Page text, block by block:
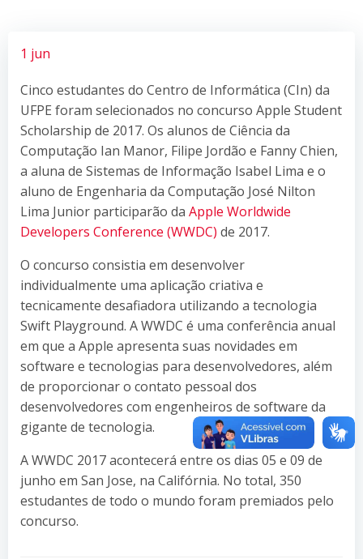
1 jun
Cinco estudantes do Centro de Informática (CIn) da
UFPE foram selecionados no concurso Apple Student
Scholarship de 2017. Os alunos de Ciência da
Computação Ian Manor, Filipe Jordão e Fanny Chien,
a aluna de Sistemas de Informação Isabel Lima e o
aluno de Engenharia da Computação José Nilton
Lima Junior participarão da Apple Worldwide
Developers Conference (WWDC) de 2017.
O concurso consistia em desenvolver
individualmente uma aplicação criativa e
tecnicamente desafiadora utilizando a tecnologia
Swift Playground. A WWDC é uma conferência anual
em que a Apple apresenta suas novidades em
software e tecnologias para desenvolvedores, além
de proporcionar o contato pessoal dos
desenvolvedores com engenheiros de software da
gigante de tecnologia.
A WWDC 2017 acontecerá entre os dias 05 e 09 de
junho em San Jose, na Califórnia. No total, 350
estudantes de todo o mundo foram premiados pelo
concurso.